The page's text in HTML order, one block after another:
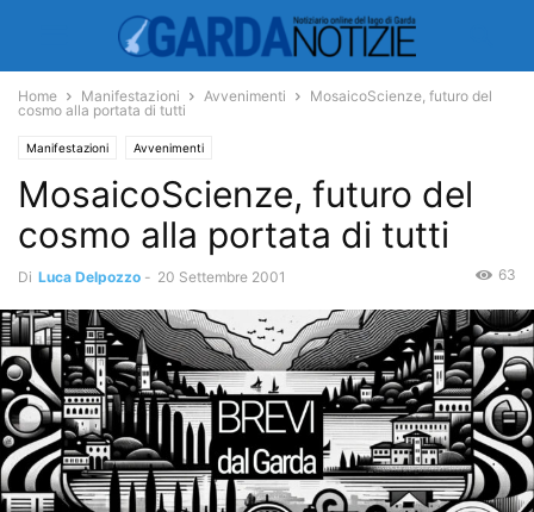
Home Manifestazioni Avvenimenti
MosaicoScienze, futuro del
cosmo alla portata di tutti
Manifestazioni Avvenimenti
MosaicoScienze, futuro del
cosmo alla portata di tutti
Di Luca Delpozzo - 20 Settembre 2001 63